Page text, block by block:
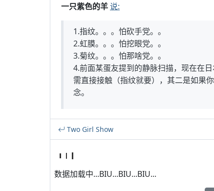
一只紫色的羊说:
1.指纹。。。怕砍手党。。
2.虹膜。。。怕挖眼党。。
3.菊纹。。。怕那啥党。。
4.前面某蛋友提到的静脉扫描，现在在
需直接接触（指纹就要），其二是如果
念。
Two Girl Show
数据加载中...BIU...BIU...BIU...